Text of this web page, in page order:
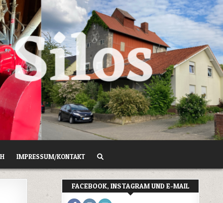
IMPRESSUM/KONTAKT
FACEBOOK, INSTAGRAM UND E-MAIL